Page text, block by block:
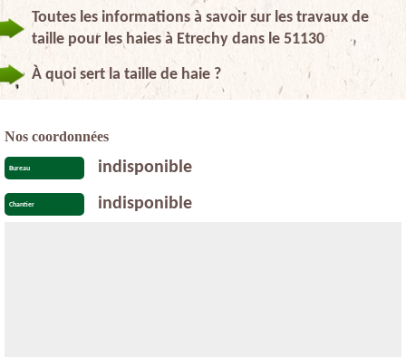
Toutes les informations à savoir sur les travaux de
taille pour les haies à Etrechy dans le 51130
À quoi sert la taille de haie ?
Nos coordonnées
Bureau indisponible
Chantier indisponible